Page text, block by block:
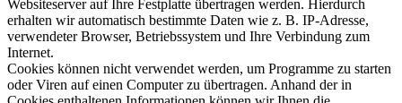
Websiteserver auf Ihre Festplatte übertragen werden. Hierdurch
erhalten wir automatisch bestimmte Daten wie z. B. IP-Adresse,
verwendeter Browser, Betriebssystem und Ihre Verbindung zum
Internet.
Cookies können nicht verwendet werden, um Programme zu starten
oder Viren auf einen Computer zu übertragen. Anhand der in